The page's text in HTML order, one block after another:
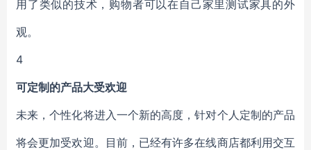
用了类似的技术，购物者可以在自己家里测试家具的外
观。
4
可定制的产品大受欢迎
未来，个性化将进入一个新的高度，针对个人定制的产品
将会更加受欢迎。目前，已经有许多在线商店都利用交互